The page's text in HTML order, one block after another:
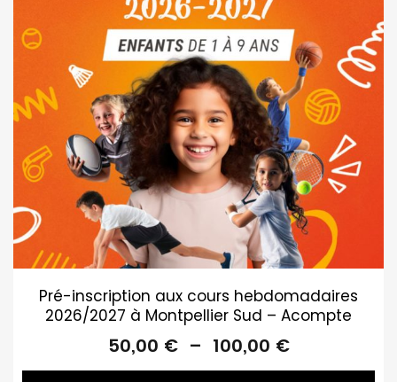
Pré-inscription aux cours hebdomadaires
2026/2027 à Montpellier Sud – Acompte
50,00 € – 100,00 €
de